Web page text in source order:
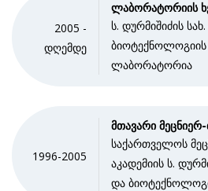
2005 -
დღემდე
ლაბორატორიის
ს. დურმიშიძის
ბიოტექნოლოგიის
ლაბორატორია
1996-2005
მთავარი
საქართველოს
აკადემიის ს.
და